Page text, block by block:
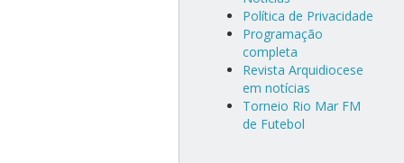
Política de Privacidade
Programação
completa
Revista Arquidiocese
em notícias
Torneio Rio Mar FM
de Futebol